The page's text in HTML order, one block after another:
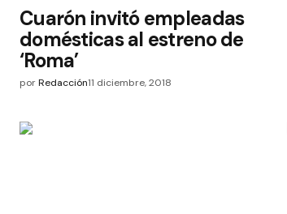
Cuarón invitó empleadas
domésticas al estreno de
‘Roma’
porRedacción11 diciembre, 2018